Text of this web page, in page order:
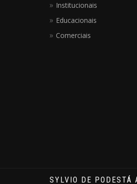
Institucionais
Educacionais
Comerciais
SYLVIO DE PODESTÁ